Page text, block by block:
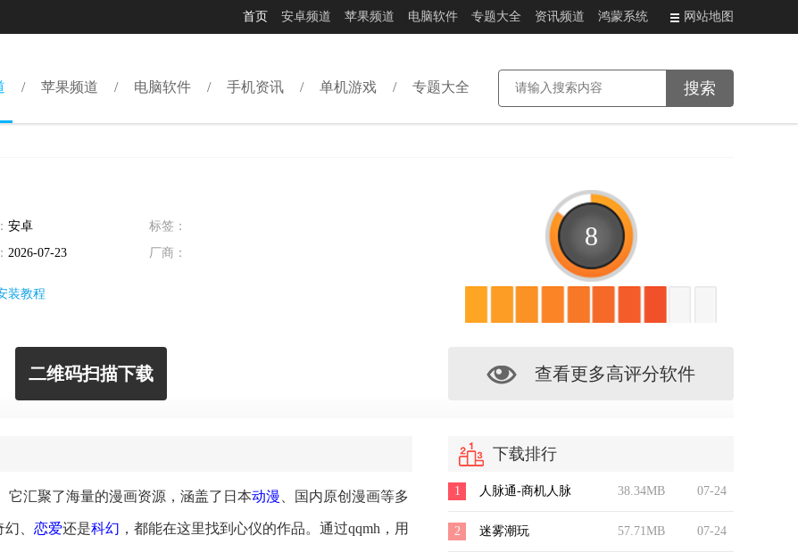
首页 安卓频道 苹果频道 电脑软件 专题大全 资讯频道 鸿蒙系统 网站地图
苹果频道 电脑软件 手机资讯 单机游戏 专题大全
安卓
标签：
2026-07-23 厂商：
装教程
二维码扫描下载
8
查看更多高评分软件
它汇聚了海量的漫画资源，涵盖了日本动漫 、国内原创漫画等多
幻、 恋爱还是科幻 ，都能在这里找到心仪的作品。通过qqmh，用
下载排行
07-24
38.34MB
1 人脉通-商机人脉
07-24
57.71MB
2 迷雾潮玩